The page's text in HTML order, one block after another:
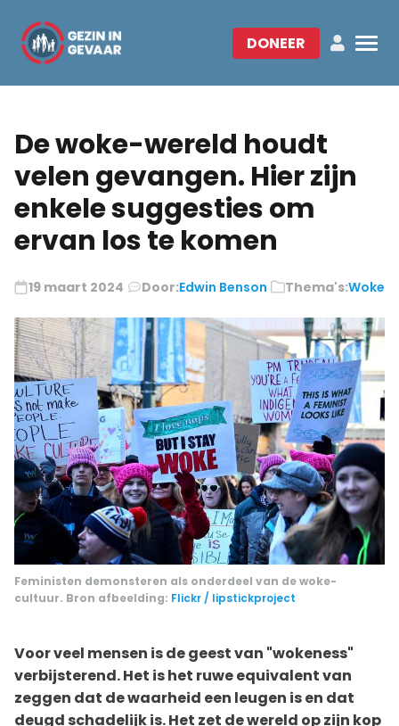
DONEER
De woke-wereld houdt
velen gevangen. Hier zijn
enkele suggesties om
ervan los te komen
19 maart 2024 Door:Edwin Benson Thema's:Woke
Feministen demonsteren als onderdeel van de woke-
cultuur. Bron afbeelding: Flickr / lipstickproject
Voor veel mensen is de geest van "wokeness"
verbijsterend. Het is het ruwe equivalent van
zeggen dat de waarheid een leugen is en dat
deugd schadelijk is. Het zet de wereld op zijn kop